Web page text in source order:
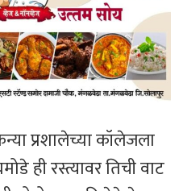
प्रशालेच्या कॉलेजला
ही रस्त्यावर तिची वाट